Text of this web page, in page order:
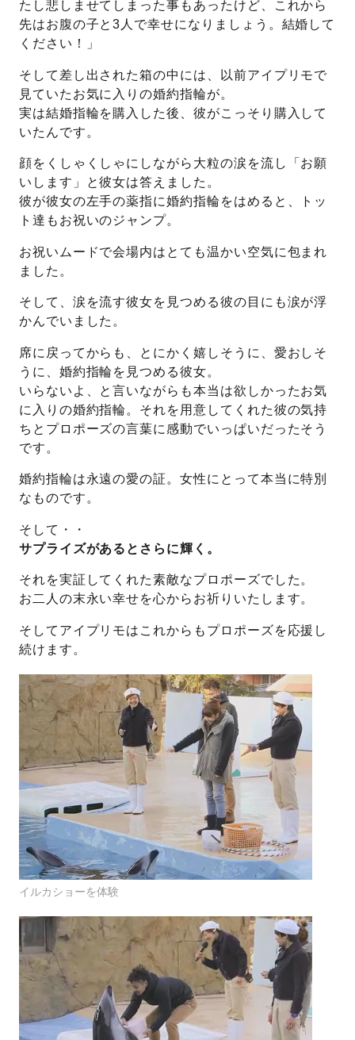
たし悲しませてしまった事もあったけど、これから
先はお腹の子と3人で幸せになりましょう。結婚して
ください！」
そして差し出された箱の中には、以前アイプリモで
見ていたお気に入りの婚約指輪が。
実は結婚指輪を購入した後、彼がこっそり購入して
いたんです。
顔をくしゃくしゃにしながら大粒の涙を流し「お願
いします」と彼女は答えました。
彼が彼女の左手の薬指に婚約指輪をはめると、トッ
ト達もお祝いのジャンプ。
お祝いムードで会場内はとても温かい空気に包まれ
ました。
そして、涙を流す彼女を見つめる彼の目にも涙が浮
かんでいました。
席に戻ってからも、とにかく嬉しそうに、愛おしそ
うに、婚約指輪を見つめる彼女。
いらないよ、と言いながらも本当は欲しかったお気
に入りの婚約指輪。それを用意してくれた彼の気持
ちとプロポーズの言葉に感動でいっぱいだったそう
です。
婚約指輪は永遠の愛の証。女性にとって本当に特別
なものです。
そして・・
サプライズがあるとさらに輝く。
それを実証してくれた素敵なプロポーズでした。
お二人の末永い幸せを心からお祈りいたします。
そしてアイプリモはこれからもプロポーズを応援し
続けます。
イルカショーを体験